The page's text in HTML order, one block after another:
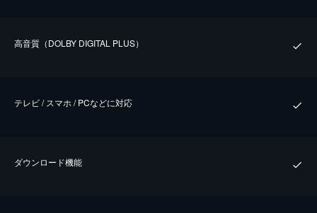
⾼⾳質（DOLBY DIGITAL PLUS）
テレビ / スマホ / PCなどに対応
ダウンロード機能